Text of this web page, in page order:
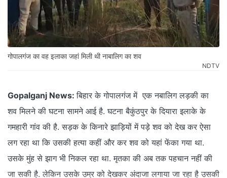
गोपालगंज का वह इलाका जहां मिली थी नाबालिग का शव
NDTV
Gopalganj News:बिहार के गोपालगंज में एक नबालिग लड़की का
शव मिलने की घटना सामने आई है. घटना बैकुंठपुर के दियारा इलाके के
गमहारी गांव की है. सड़क के किनारे झाड़ियों में पड़े शव को देख कर ऐसा
लग रहा था कि उसकी हत्या कहीं और कर शव को यहां फेंका गया था.
उसके मुंह से झाग भी निकल रहा था. मृतका की अब तक पहचान नहीं की
जा सकी है. लेकिन उसके उम्र को देखकर अंदाजा लगाया जा रहा है उसकी